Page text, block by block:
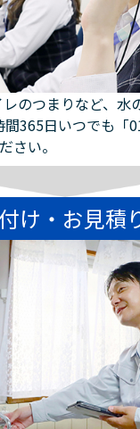
のつまりなど、水
365日いつでも「
さい。
け・お見積